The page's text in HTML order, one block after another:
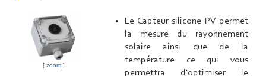
[ zoom]
Le Capteur silicone PV permet
la mesure du rayonnement
solaire ainsi que de la
température ce qui vous
permettra d'optimiser le